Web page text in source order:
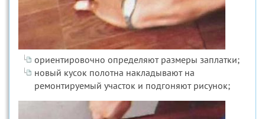
ориентировочно определяют размеры заплатки;
новый кусок полотна накладывают на
ремонтируемый участок и подгоняют рисунок;